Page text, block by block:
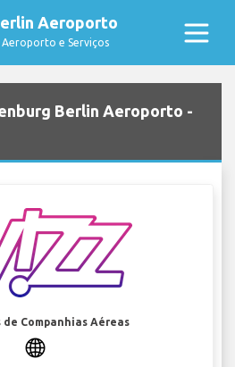
Aeroporto
e Serviços
Berlin Aeroporto -
de Companhias Aéreas